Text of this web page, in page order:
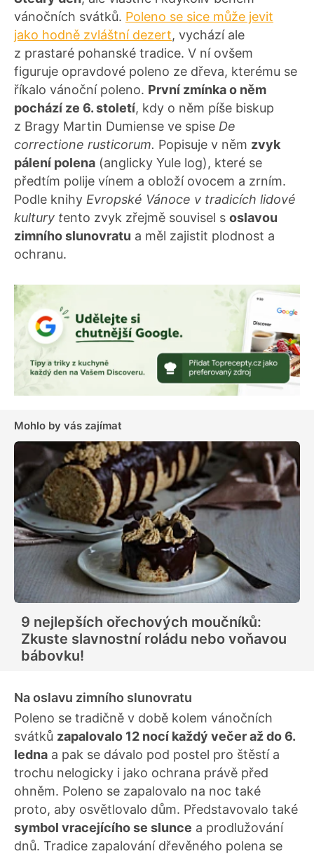
vánočních svátků. Poleno se sice může jevit
jako hodně zvláštní dezert, vychází ale
z prastaré pohanské tradice. V ní ovšem
figuruje opravdové poleno ze dřeva, kterému se
říkalo vánoční poleno. První zmínka o něm
pochází ze 6. století, kdy o něm píše biskup
z Bragy Martin Dumiense ve spise De
correctione rusticorum. Popisuje v něm zvyk
pálení polena (anglicky Yule log), které se
předtím polije vínem a obloží ovocem a zrním.
Podle knihy Evropské Vánoce v tradicích lidové
kultury tento zvyk zřejmě souvisel s oslavou
zimního slunovratu a měl zajistit plodnost a
ochranu.
Mohlo by vás zajímat
9 nejlepších ořechových moučníků:
Zkuste slavnostní roládu nebo voňavou
bábovku!
Na oslavu zimního slunovratu
Poleno se tradičně v době kolem vánočních
svátků zapalovalo 12 nocí každý večer až do 6.
ledna a pak se dávalo pod postel pro štěstí a
trochu nelogicky i jako ochrana právě před
ohněm. Poleno se zapalovalo na noc také
proto, aby osvětlovalo dům. Představovalo také
symbol vracejícího se slunce a prodlužování
dnů. Tradice zapalování dřevěného polena se